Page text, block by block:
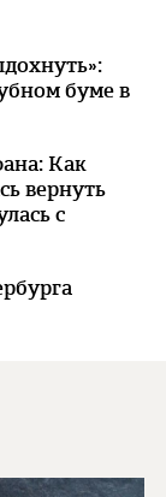
буме в
Как
вернуть
с